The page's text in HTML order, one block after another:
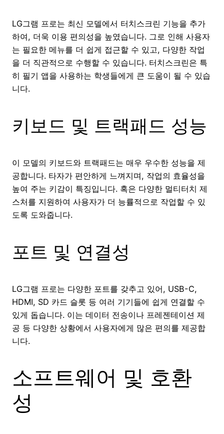
LG그램 프로는 최신 모델에서 터치스크린 기능을 추가
하여, 더욱 이용 편의성을 높였습니다. 그로 인해 사용자
는 필요한 메뉴를 더 쉽게 접근할 수 있고, 다양한 작업
을 더 직관적으로 수행할 수 있습니다. 터치스크린은 특
히 필기 앱을 사용하는 학생들에게 큰 도움이 될 수 있습
니다.
키보드 및 트랙패드 성능
이 모델의 키보드와 트랙패드는 매우 우수한 성능을 제
공합니다. 타자가 편안하게 느껴지며, 작업의 효율성을
높여 주는 키감이 특징입니다. 혹은 다양한 멀티터치 제
스처를 지원하여 사용자가 더 능률적으로 작업할 수 있
도록 도와줍니다.
포트 및 연결성
LG그램 프로는 다양한 포트를 갖추고 있어, USB-C,
HDMI, SD 카드 슬롯 등 여러 기기들에 쉽게 연결할 수
있게 돕습니다. 이는 데이터 전송이나 프레젠테이션 제
공 등 다양한 상황에서 사용자에게 많은 편의를 제공합
니다.
소프트웨어 및 호환
성